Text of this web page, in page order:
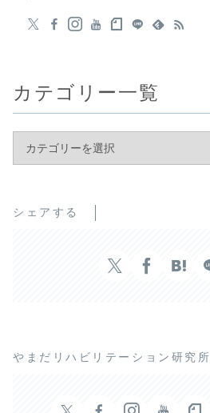
カテゴリー一覧
シェアする
やまだリハビリテーション研究